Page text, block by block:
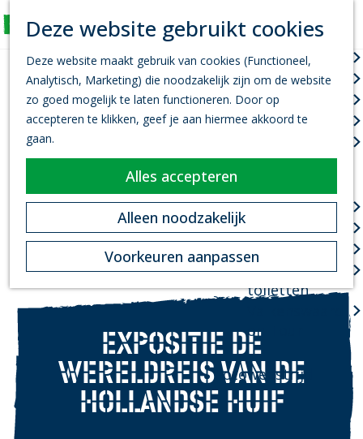
Deze website gebruikt cookies
Deze website maakt gebruik van cookies (Functioneel,
Analytisch, Marketing) die noodzakelijk zijn om de website
zo goed mogelijk te laten functioneren. Door op
accepteren te klikken, geef je aan hiermee akkoord te
gaan.
Alles accepteren
Alleen noodzakelijk
Voorkeuren aanpassen
K
a
a
r
t
Z
o
e
k
e
n
M
e
n
u
Actief
Wandelen
Fietsen
Leef je uit
Kanovaren
Plan je bezoek
Infopoint
Bereikbaarheid
Overnachten
Openbare
toiletten
on Tour
Fotowedstrijd
EXPOSITIE DE
WERELDREIS VAN DE
HOLLANDSE HUIF